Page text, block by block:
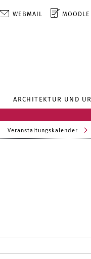
WEBMAIL MOODLE
ARCHITEKTUR UND
Veranstaltungskalender